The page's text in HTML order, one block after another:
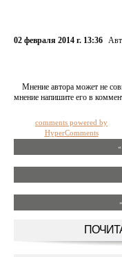
02 февраля 2014 г. 13:36
Мнение автора может не
мнение напишите его в
comments powered by
HyperComments